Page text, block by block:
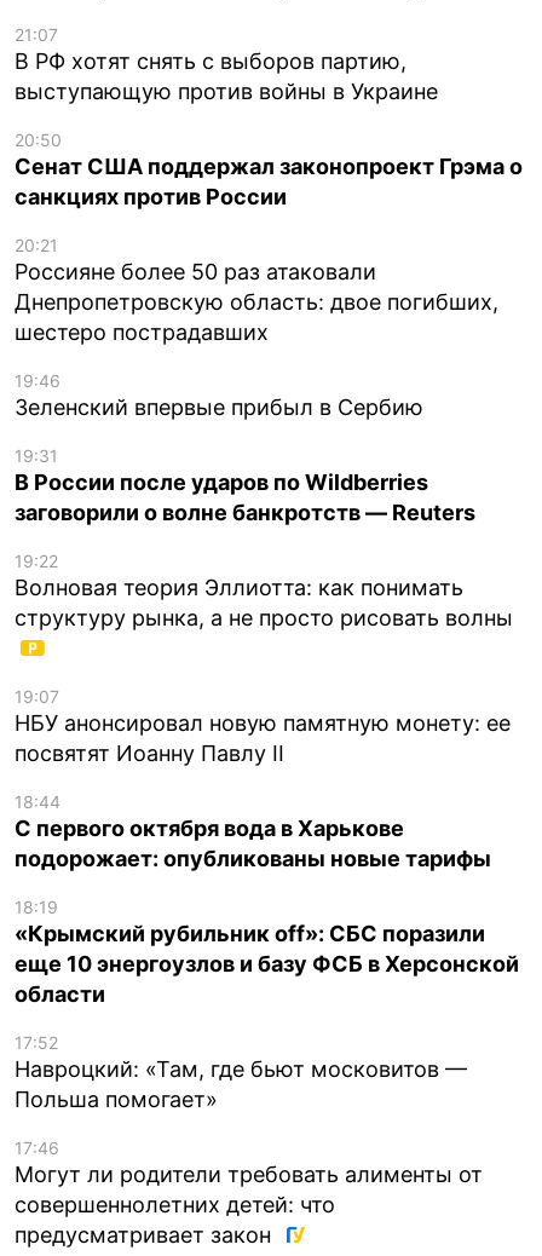
21:07
В РФ хотят снять с выборов партию,
выступающую против войны в Украине
20:50
Сенат США поддержал законопроект Грэма о
санкциях против России
20:21
Россияне более 50 раз атаковали
Днепропетровскую область: двое погибших,
шестеро пострадавших
19:46
Зеленский впервые прибыл в Сербию
19:31
В России после ударов по Wildberries
заговорили о волне банкротств — Reuters
19:22
Волновая теория Эллиотта: как понимать
структуру рынка, а не просто рисовать волны
19:07
НБУ анонсировал новую памятную монету: ее
посвятят Иоанну Павлу II
18:44
С первого октября вода в Харькове
подорожает: опубликованы новые тарифы
18:19
«Крымский рубильник off»: СБС поразили
еще 10 энергоузлов и базу ФСБ в Херсонской
области
17:52
Навроцкий: «Там, где бьют московитов —
Польша помогает»
17:46
Могут ли родители требовать алименты от
совершеннолетних детей: что
предусматривает закон